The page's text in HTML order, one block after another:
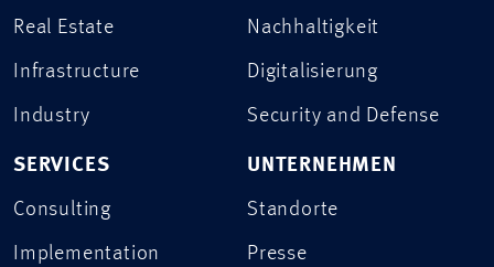
Real Estate
Infrastructure
Industry
SERVICES
Consulting
Implementation
Nachhaltigkeit
Digitalisierung
Security and Defense
UNTERNEHMEN
Standorte
Presse